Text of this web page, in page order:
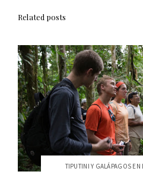
Related posts
TIPUTINI Y GALÁPAGOS EN